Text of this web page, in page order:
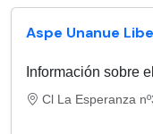
Aspe Unanue Libe
Información sobre
Cl La Esperanza